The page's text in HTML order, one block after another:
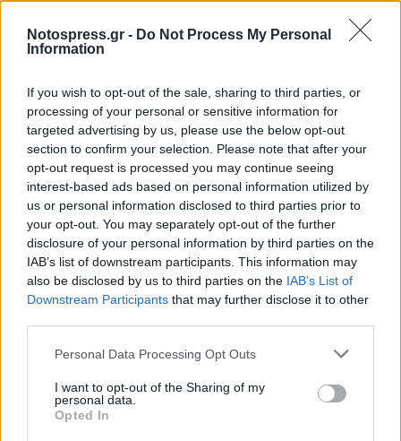
Notospress.gr - Do Not Process My Personal
Information
If you wish to opt-out of the sale, sharing to third parties, or
processing of your personal or sensitive information for
targeted advertising by us, please use the below opt-out
section to confirm your selection. Please note that after your
opt-out request is processed you may continue seeing
interest-based ads based on personal information utilized by
us or personal information disclosed to third parties prior to
your opt-out. You may separately opt-out of the further
disclosure of your personal information by third parties on the
IAB’s list of downstream participants. This information may
also be disclosed by us to third parties on the IAB’s List of
Downstream Participants that may further disclose it to other
Personal Data Processing Opt Outs
I want to opt-out of the Sharing of my
personal data.
Opted In
Τραγανοί τυρολουκουμάδες (με φέτα και
μυρωδικά)
07/08/2026 10:18